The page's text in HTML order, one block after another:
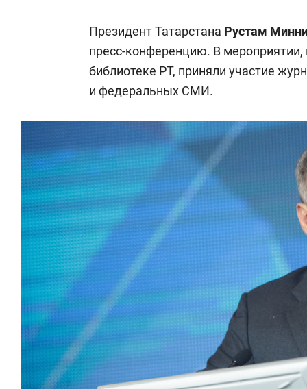
Президент Татарстана Рустам
пресс-конференцию. В
библиотеке РТ, приняли участие
и федеральных СМИ.
Рекомендуем
Как ГК «МИР ГРУПП» и ВТБ
создают оазис жилого
комфорта под Казанью
Рекомендуем
ID вместо